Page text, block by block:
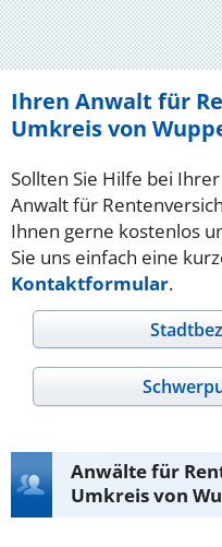
Ihren Anwalt für
Umkreis von
Sollten Sie Hilfe bei
Anwalt für
Ihnen gerne kostenlos
Sie uns einfach eine
Kontaktformular.
Anwälte für
Umkreis von